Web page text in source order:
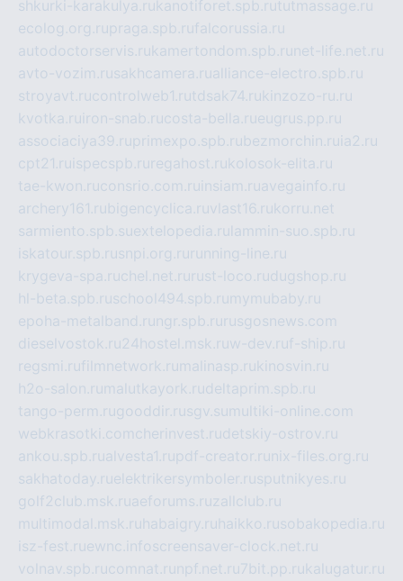
shkurki-karakulya.rukanotiforet.spb.rututmassage.ru
ecolog.org.rupraga.spb.rufalcorussia.ru
autodoctorservis.rukamertondom.spb.ru net-life.net.ru
avto-vozim.rusakhcamera.rualliance-electro.spb.ru
stroyavt.rucontrolweb1.rutdsak74.rukinzozo-ru.ru
kvotka.ru iron-snab.rucosta-bella.rueugrus.pp.ru
associaciya39.ruprimexpo.spb.rubezmorchin.ru ia2.ru
cpt21.ru ispecspb.ru regahost.rukolosok-elita.ru
tae-kwon.ruconsrio.com.ru insiam.ruavegainfo.ru
archery161.rubigencyclica.ruvlast16.rukorru.net
sarmiento.spb.suextelopedia.ru lammin-suo.spb.ru
iskatour.spb.rusnpi.org.ru running-line.ru
krygeva-spa.ruchel.net.ru rust-loco.rudugshop.ru
hl-beta.spb.ruschool494.spb.ru mymubaby.ru
epoha-metalband.ru ngr.spb.ru rusgosnews.com
dieselvostok.ru24hostel.msk.ruw-dev.ruf-ship.ru
regsmi.rufilmnetwork.ru malinasp.rukinosvin.ru
h2o-salon.ru malutkayork.rudeltaprim.spb.ru
tango-perm.rugooddir.rusgv.su multiki-online.com
webkrasotki.comcherinvest.rudetskiy-ostrov.ru
ankou.spb.rualvesta1.rupdf-creator.ru nix-files.org.ru
sakhatoday.ruelektrikersymboler.rusputnikyes.ru
golf2club.msk.ruaeforums.ruzallclub.ru
multimodal.msk.ru habaigry.ru haikko.rusobakopedia.ru
isz-fest.ruewnc.infoscreensaver-clock.net.ru
volnav.spb.rucomnat.ru npf.net.ru7bit.pp.rukalugatur.ru